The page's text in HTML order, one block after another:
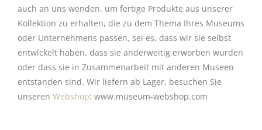
auch an uns wenden, um fertige Produkte aus unserer
Kollektion zu erhalten, die zu dem Thema Ihres Museums
oder Unternehmens passen, sei es, dass wir sie selbst
entwickelt haben, dass sie anderweitig erworben wurden
oder dass sie in Zusammenarbeit mit anderen Museen
entstanden sind. Wir liefern ab Lager, besuchen Sie
unseren Webshop: www.museum-webshop.com